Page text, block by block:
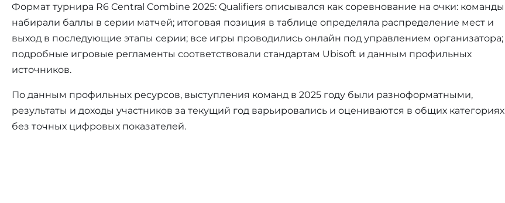
Формат турнира R6 Central Combine 2025: Qualifiers описывался как соревнование на очки: команды
набирали баллы в серии матчей; итоговая позиция в таблице определяла распределение мест и
выход в последующие этапы серии; все игры проводились онлайн под управлением организатора;
подробные игровые регламенты соответствовали стандартам Ubisoft и данным профильных
источников.
По данным профильных ресурсов, выступления команд в 2025 году были разноформатными,
результаты и доходы участников за текущий год варьировались и оцениваются в общих категориях
без точных цифровых показателей.